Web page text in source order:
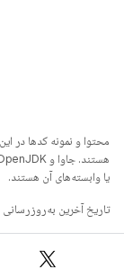
محتوا و نمونه کدها در
یا وابسته‌های آن هستند.
تاریخ آخرین به‌روزرسانی 2026-08-06 به‌وقت ساعت هماهنگ جهانی.